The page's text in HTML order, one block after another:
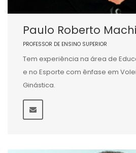
Paulo Roberto
PROFESSOR DE ENSINO SUPERIOR
Tem experiência na área de
e no Esporte com ênfase em
Ginástica.